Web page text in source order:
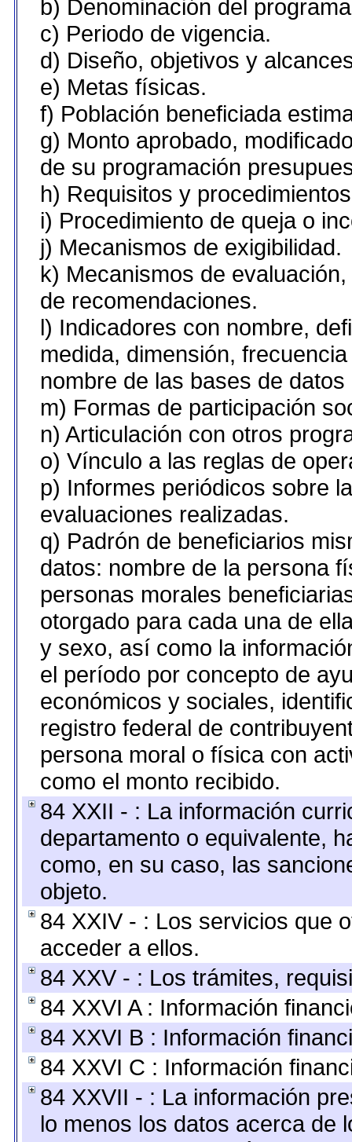
b) Denominación del
c) Periodo de vigencia.
d) Diseño, objetivos y
e) Metas físicas.
f) Población beneficiada
g) Monto aprobado,
de su programación
h) Requisitos y
i) Procedimiento de queja o
j) Mecanismos de exigibilidad.
k) Mecanismos de
de recomendaciones.
l) Indicadores con nombre,
medida, dimensión,
nombre de las bases de
m) Formas de participación
n) Articulación con otros
o) Vínculo a las reglas de
p) Informes periódicos sobre
evaluaciones realizadas.
q) Padrón de beneficiarios
datos: nombre de la persona
personas morales
otorgado para cada una de
y sexo, así como la
el período por concepto de
económicos y sociales,
registro federal de
persona moral o física con
como el monto recibido.
84 XXII - : La información
departamento o equivalente,
como, en su caso, las
objeto.
84 XXIV - : Los servicios que
acceder a ellos.
84 XXV - : Los trámites,
84 XXVI A : Información
84 XXVI B : Información
84 XXVI C : Información
84 XXVII - : La información
lo menos los datos acerca de